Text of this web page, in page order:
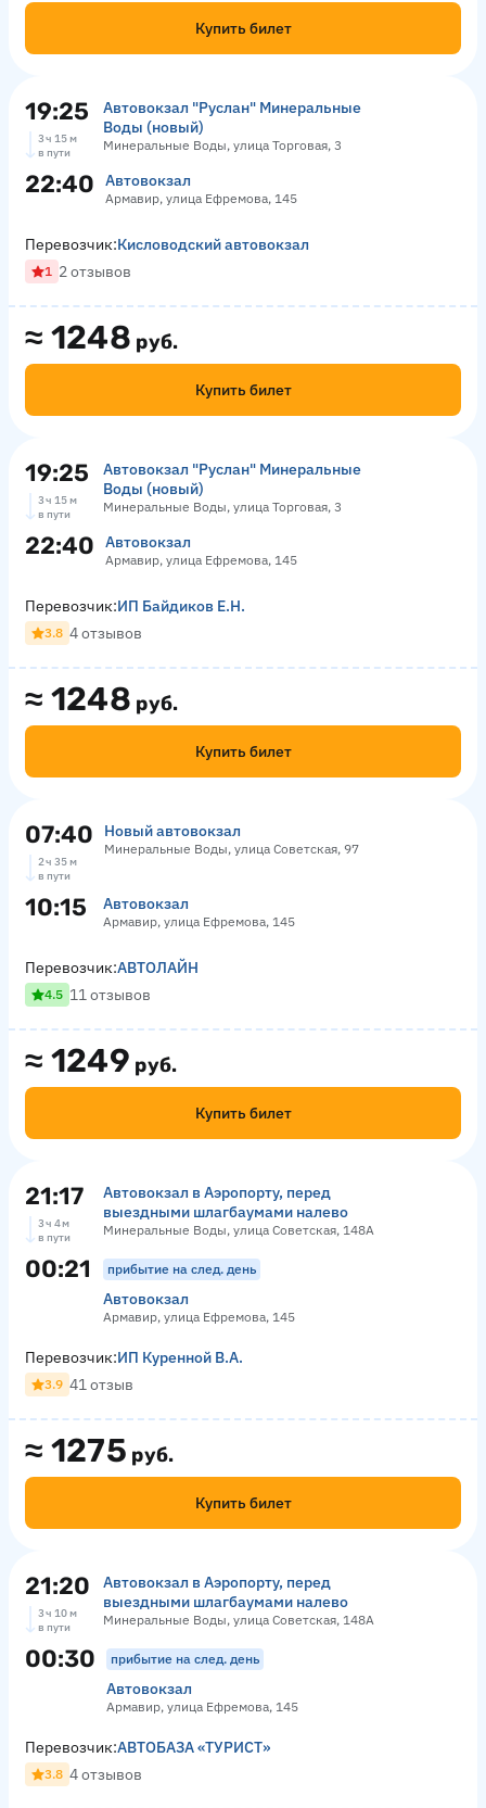
Купить билет
19:25
Автовокзал "Руслан" Минеральные
Воды (новый)
Минеральные Воды, улица Торговая, 3
3 ч 15 м
в пути
22:40 Автовокзал
Армавир, улица Ефремова, 145
≈ 1248 руб.
Купить билет
Перевозчик:Кисловодский автовокзал
1 2 отзывов
19:25
Автовокзал "Руслан" Минеральные
Воды (новый)
Минеральные Воды, улица Торговая, 3
3 ч 15 м
в пути
22:40 Автовокзал
Армавир, улица Ефремова, 145
≈ 1248 руб.
Купить билет
Перевозчик:ИП Байдиков Е.Н.
3.8 4 отзывов
07:40 Новый автовокзал
Минеральные Воды, улица Советская, 97
2 ч 35 м
в пути
10:15 Автовокзал
Армавир, улица Ефремова, 145
≈ 1249 руб.
Купить билет
Перевозчик:АВТОЛАЙН
4.5 11 отзывов
21:17
Автовокзал в Аэропорту, перед
выездными шлагбаумами налево
Минеральные Воды, улица Советская, 148А
3 ч 4 м
в пути
00:21 прибытие на след. день
Автовокзал
Армавир, улица Ефремова, 145
≈ 1275 руб.
Купить билет
Перевозчик:ИП Куренной В.А.
3.9 41 отзыв
21:20
Автовокзал в Аэропорту, перед
выездными шлагбаумами налево
Минеральные Воды, улица Советская, 148А
3 ч 10 м
в пути
00:30 прибытие на след. день
Автовокзал
Армавир, улица Ефремова, 145
Перевозчик:АВТОБАЗА «ТУРИСТ»
3.8 4 отзывов